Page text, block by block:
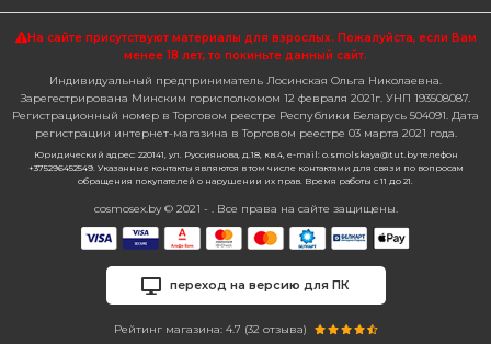
На сайте присутствуют материалы для взрослых. Пожалуйста, если Вам
менее 18 лет, то покиньте данный сайт.
Индивидуальный предприниматель Лосинская Ольга Николаевна.
Зарегестрирована Минским горисполкомом 12 февраля 2021г. УНП 193508087.
Регистрационный номер в Торговом реестре Республики Беларусь 504091. Дата
регистрации интернет-магазина в Торговом реестре 03 марта 2021 года.
Юридический адрес: 220141, ул. Руссиянова, д.18, кв.4, e-mail: o.smolskaya@tut.by телефон
+375296452549. Указанные контакты являются в том числе контактами для связи по вопросам
обращения покупателей о нарушении их прав. Время работы с 11 до 21.
cosmosex.by © 2021 - . Все права на сайте защищены.
переход на версию для ПК
Рейтинг магазина: 4.7 (32 отзыва)